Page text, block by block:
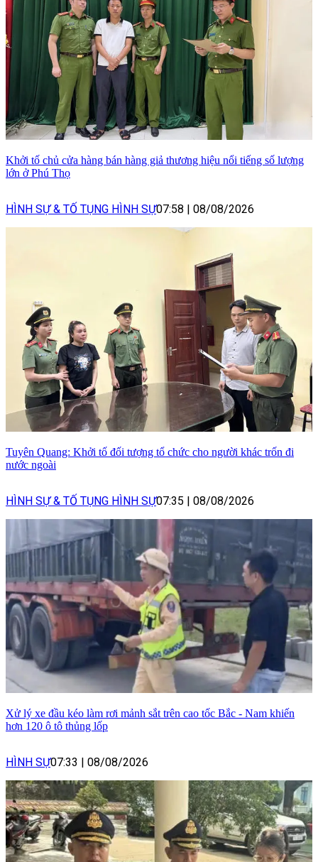
Khởi tố chủ cửa hàng bán hàng giả thương hiệu nổi tiếng số lượng
lớn ở Phú Thọ
HÌNH SỰ & TỐ TỤNG HÌNH SỰ07:58 | 08/08/2026
Tuyên Quang: Khởi tố đối tượng tổ chức cho người khác trốn đi
nước ngoài
HÌNH SỰ & TỐ TỤNG HÌNH SỰ07:35 | 08/08/2026
Xử lý xe đầu kéo làm rơi mảnh sắt trên cao tốc Bắc - Nam khiến
hơn 120 ô tô thủng lốp
HÌNH SỰ07:33 08/08/2026